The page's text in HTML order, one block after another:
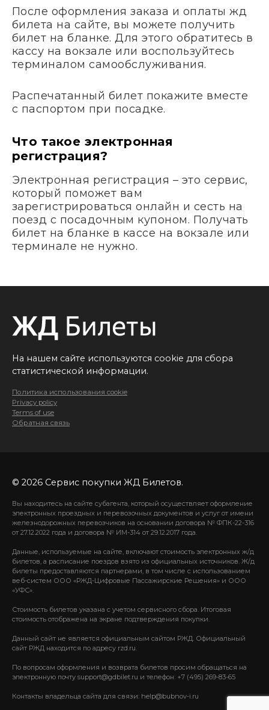
После оформления заказа и оплаты жд
билета на сайте, вы можете получить
билет на бланке. Для этого обратитесь в
кассу на вокзале или воспользуйтесь
терминалом самообслуживания.
Распечатанный билет покажите вместе
с паспортом при посадке.
Что такое электронная
регистрация?
Электронная регистрация – это сервис,
который поможет вам
зарегистрироваться онлайн и сесть на
поезд с посадочным купоном. Получать
билет на бланке в кассе на вокзале или
терминале не нужно.
На нашем сайте используются cookie для сбора
статистической информации.
Политика использования cookie
Privacy policy
Terms of use
Обратная связь
© 2026 Сервис покупки ЖД Билетов.
Вы находитесь на сайте субагента, который осуществляет оформление
электронных проездных и перевозочных документов и услуг от имени
железнодорожных перевозчиков на основании договора № ФПК-22-316
от 27.12.2022 года и договора № ИМ-314 от 29.12.2017 года.
Данные, используемые на сайте, включают стоимость электронных ж/д
билетов, а расписание поездов взято из официальных источников. Ж/д
билеты предоставляются партнерами, в том числе с использованием
веб-систем ООО «РЖД-Цифровые Пассажирские Решения» и ООО
«УФС».
Стоимость билетов указана с учетом сервисного сбора. Итоговая
стоимость отображена на экране подтверждения покупки.
Данный сайт не является официальным сайтом РЖД. Официальный
сайт РЖД находится по адресу rzd.ru.
По вопросам оформления и возврата билетов просим обращаться на
электронную почту support@gdbilet.ru и телефон: +7 (495) 269-83-65
Контакты владельца сайта для связи: help@bubnov-i.ru